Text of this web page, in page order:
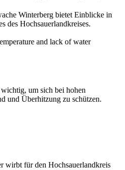
Winterberg bietet Einblicke in
des Hochsauerlandkreises.
um sich bei hohen
und Überhitzung zu schützen.
wirbt für den Hochsauerlandkreis